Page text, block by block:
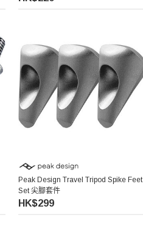
Peak Design Travel Tripod Spike Feet
Set 尖腳套件
HK$299